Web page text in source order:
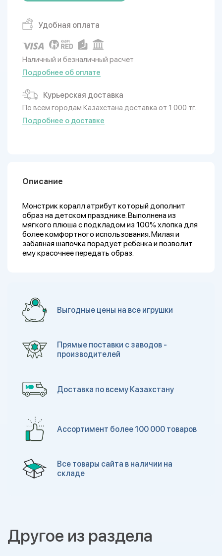
Удобная оплата
Наличный и безналичный расчет
Подробнее об оплате
Курьерская доставка
По всем городам Казахстана доставка от 1 000 тг.
Подробнее о доставке
Описание
Монстрик коралл атрибут который дополнит
образ на детском празднике. Выполнена из
мягкого плюша с подкладом из 100% хлопка для
более комфортного использования. Милая и
забавная шапочка порадует ребенка и позволит
ему красочнее передать образ.
Выгодные цены на все игрушки
Прямые поставки с заводов -
производителей
Доставка по всему Казахстану
Ассортимент более 100 000 товаров
Все товары сайта в наличии на
складе
Другое из раздела